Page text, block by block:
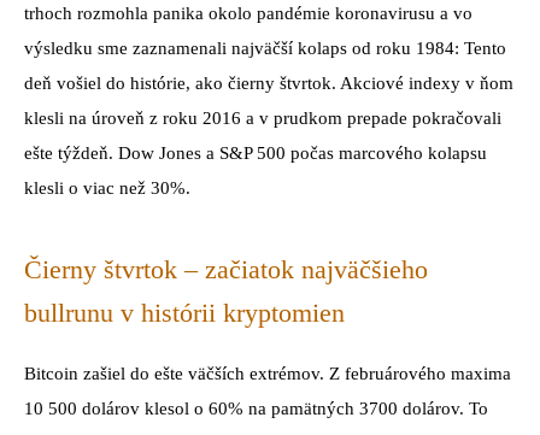
trhoch rozmohla panika okolo pandémie koronavirusu a vo
výsledku sme zaznamenali najväčší kolaps od roku 1984: Tento
deň vošiel do histórie, ako čierny štvrtok. Akciové indexy v ňom
klesli na úroveň z roku 2016 a v prudkom prepade pokračovali
ešte týždeň. Dow Jones a S&P 500 počas marcového kolapsu
klesli o viac než 30%.
Čierny štvrtok – začiatok najväčšieho
bullrunu v histórii kryptomien
Bitcoin zašiel do ešte väčších extrémov. Z februárového maxima
10 500 dolárov klesol o 60% na pamätných 3700 dolárov. To